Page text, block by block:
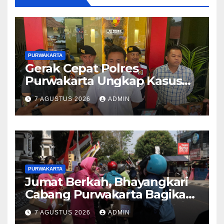
PURWAKARTA
Gerak Cepat Polres
Purwakarta Ungkap Kasus
Dugaan Pembunuhan di
Cikopo, Terduga Pelaku
Diamankan Sesaat Setelah
Kejadian
7 AGUSTUS 2026 ADMIN
PURWAKARTA
Jumat Berkah, Bhayangkari
Cabang Purwakarta Bagikan
Paket Makan Siang kepada
Masyarakat
7 AGUSTUS 2026 ADMIN